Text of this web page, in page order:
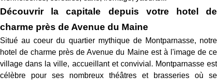
Découvrir la capitale depuis votre hotel de
charme près de Avenue du Maine
Situé au coeur du quartier mythique de Montparnasse, notre
hotel de charme près de Avenue du Maine est à l'image de ce
village dans la ville, accueillant et convivial. Montparnasse est
célèbre pour ses nombreux théâtres et brasseries où se